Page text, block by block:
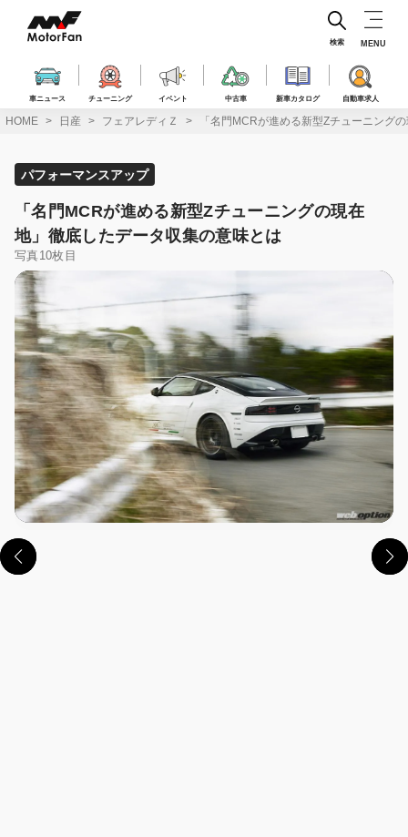
ス
車ニュース チューニング イベント 中古車 新車カタログ 自動車求人
検索 MENU
HOME 日産 フェアレディＺ 「名門MCRが進める新型Zチューニング
パフォーマンスアップ
「名門MCRが進める新型Zチューニングの現在
地」徹底したデータ収集の意味とは
写真10枚目